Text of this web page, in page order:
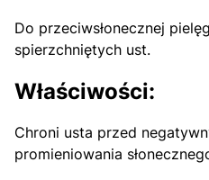
Do przeciwsłonecznej
spierzchniętych ust.
Właściwości:
Chroni usta przed
promieniowania